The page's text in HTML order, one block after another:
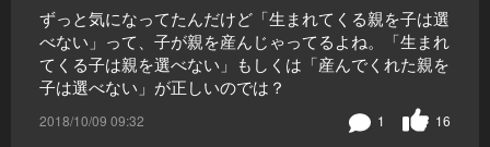
ずっと気になってたんだけど「生まれてくる親を子は選
べない」って、子が親を産んじゃってるよね。「生まれ
てくる子は親を選べない」もしくは「産んでくれた親を
子は選べない」が正しいのでは？
2018/10/09 09:32 16
1